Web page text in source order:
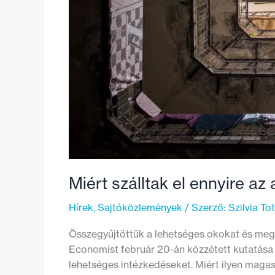
Miért szálltak el ennyire az
Hírek, Sajtóközlemények / Szerző: Szilvia
Összegyűjtöttük a lehetséges okokat és
Economist február 20-án közzétett
lehetséges intézkedéseket. Miért ilyen